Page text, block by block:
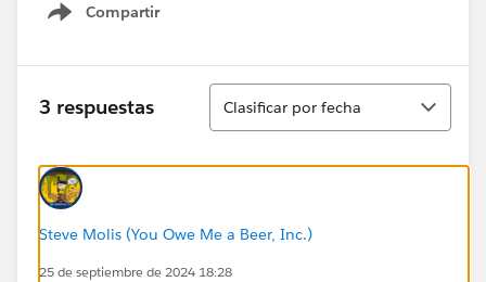
Compartir
Show menu
3 respuestas
Ordenar
Clasificar por fecha
Steve Molis (You Owe Me a Beer, Inc.)
25 de septiembre de 2024 18:28